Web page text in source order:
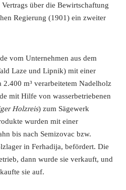
über die Bewirtschaftung
Regierung (1901) ein zweiter
vom Unternehmen aus dem
Laze und Lipnik) mit einer
m³ verarbeitetem Nadelholz
mit Hilfe von wasserbetriebenen
Holzreis) zum Sägewerk
wurden mit einer
bis nach Semizovac bzw.
in Ferhadija, befördert. Die
dann wurde sie verkauft, und
sie auf.